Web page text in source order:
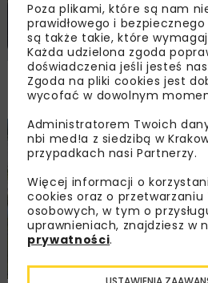
Dotacja na
na rzece Kierwiny
DROGI MOSTY
Poza plikami, które są nam
prawidłowego i bezpiecznego
są także takie, które
Każda udzielona zgoda
doświadczenia jeśli jesteś
Zgoda na pliki cookies jest
wycofać w dowolnym
Administratorem Twoich
nbi med!a z siedzibą w
przypadkach nasi Partnerzy.
Więcej informacji o
cookies oraz o
osobowych, w tym o
uprawnieniach, znajdziesz w
prywatności.